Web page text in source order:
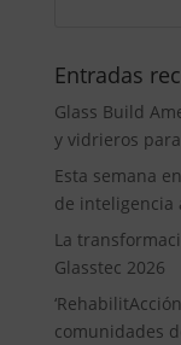
Entradas
Glass Build
y vidrieros
Esta semana
de inteligencia
La
Glasstec 2026
comunidades